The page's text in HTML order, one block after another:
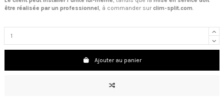
être réalisée par un professionnel, à commander sur clim-split.com.
Ajouter au panier